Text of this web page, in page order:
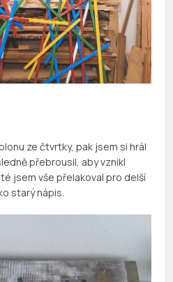
ze čtvrtky, pak jsem si hrál
přebrousil, aby vznikl
jsem vše přelakoval pro delší
starý nápis.